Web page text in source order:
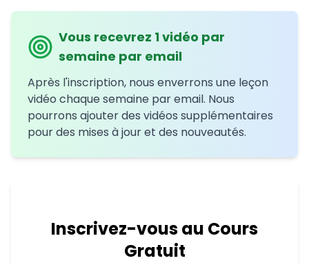
Vous recevrez 1 vidéo par
semaine par email
Après l'inscription, nous enverrons une leçon
vidéo chaque semaine par email. Nous
pourrons ajouter des vidéos supplémentaires
pour des mises à jour et des nouveautés.
Inscrivez-vous au Cours
Gratuit